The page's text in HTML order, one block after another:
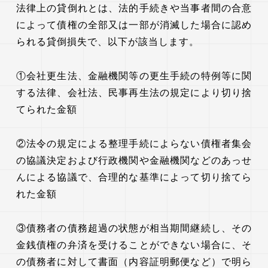
法律上の貸倒れとは、法的手続きや当事者間の合意
によって債権の全部又は一部が消滅した場合に認め
られる貸倒損失で、以下が該当します。
①会社更生法、金融機関等の更生手続の特例等に関
する法律、会社法、民事再生法の規定により切り捨
てられた金額
②法令の規定による整理手続によらない債権者集会
の協議決定および行政機関や金融機関などのあっせ
んによる協議で、合理的な基準によって切り捨てら
れた金額
③債務者の債務超過の状態が相当期間継続し、その
金銭債権の弁済を受けることができない場合に、そ
の債務者に対して書面（内容証明郵便など）で明ら